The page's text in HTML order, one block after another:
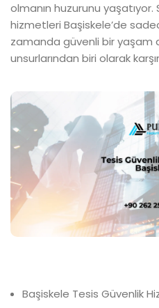
olmanın huzurunu
hizmetleri Başiskele’de
zamanda güvenli bir yaşam
unsurlarından biri olarak
Başiskele Tesis Güvenlik